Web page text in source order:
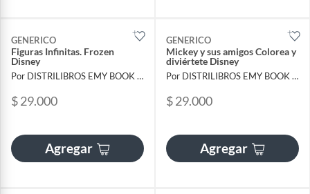
GENERICO
Figuras Infinitas. Frozen
Disney
Por DISTRILIBROS EMY BOOK SAS
$ 29.000
Agregar
GENERICO
Mickey y sus amigos Colorea y
diviértete Disney
Por DISTRILIBROS EMY BOOK SAS
$ 29.000
Agregar